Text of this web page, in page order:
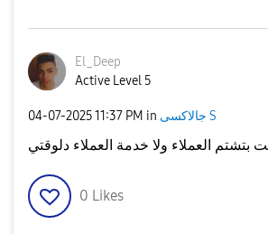
El_Deep
Active Level 5
‎04-07-202511:37 PM in جالاكسى S
بتشتم العملاء ولا خدمة العملاء دلوقتي
0 Likes